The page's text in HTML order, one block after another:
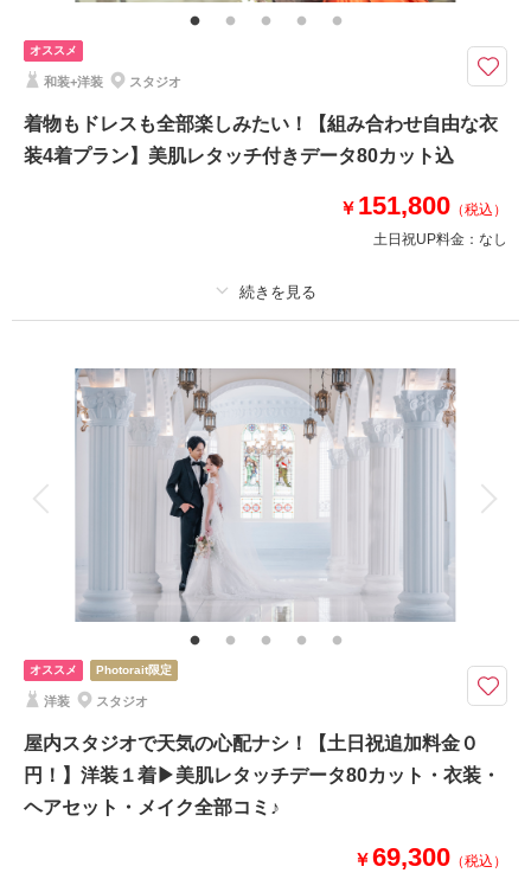
先着順の為ご予約はお早めに！16種のスタジオから撮影シーンが選べる◎
洋装か和装から３着をセレクト。
衣装や着付け、ヘアセット、メイク、撮影データ込み！さらに納品データは
撮影場所は全16種類から3シーン指定OK◎
その他おまかせで+3シーンお撮りします
撮影シーン指定やデータ増量オプションなども有
撮影場所： オレンジスタジオ
相談予約する
来店・オンライン
撮影日の空き
を確認する
オススメ
和装+洋装 スタジオ
着物もドレスも全部楽しみたい！【組み合わせ自由な衣
装4着プラン】美肌レタッチ付きデータ80カット込
￥ 151,800 （税込）
土日祝UP料金： なし
撮影料 新婦衣装4着 新郎衣装4着
着付け 小物一式
データ 80 カット
会食 挙式
家族用衣装レンタル
その他含むもの
ブーケ・アクセサリー・撮影小物一式・美肌レタッチ
≪土日祝追加料0円≫16種のスタジオから撮影シーンが選べる▶２日間に分
けて撮影をするので着なれない衣装や撮影でも安心◎
洋装か和装から４着をセレクト。
すべて美肌レタッチ付★
撮影場所は全16種類から4シーン指定OK◎
その他おまかせで+4シーンお撮りします
撮影シーン指定やデータ増量オプションなども有
オススメ Photorait限定
洋装 スタジオ
屋内スタジオで天気の心配ナシ！【土日祝追加料金０
円！】洋装１着▶美肌レタッチデータ80カット・衣装・
ヘアセット・メイク全部コミ♪
￥69,300 （税込）